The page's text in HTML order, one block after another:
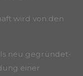
wird von den
neu gegründet-
einer